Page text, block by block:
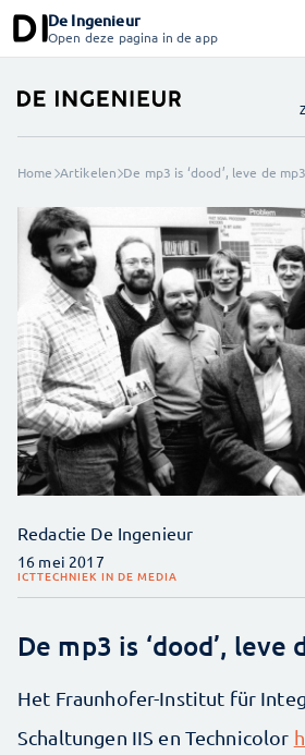
De Ingenieur
Open deze pagina in de app
Home Artikelen De mp3 is ‘dood’, leve de mp3
Redactie De Ingenieur
16 mei 2017
ICTTECHNIEK IN DE MEDIA
De mp3 is ‘dood’, leve
Het Fraunhofer-Institut für
Schaltungen IIS en Technicolor